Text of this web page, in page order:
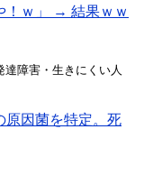
！ｗ」 → 結果ｗｗ
障害・生きにくい人
原因菌を特定。死